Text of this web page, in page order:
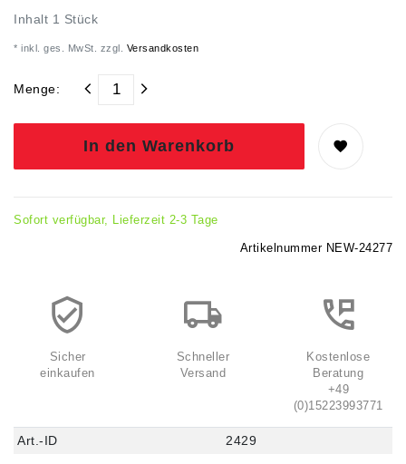
Inhalt 1 Stück
* inkl. ges. MwSt. zzgl. Versandkosten
Menge:
In den Warenkorb
Sofort verfügbar, Lieferzeit 2-3 Tage
Artikelnummer NEW-24277
Sicher
einkaufen
Schneller
Versand
Kostenlose
Beratung
+49
(0)15223993771
Art.-ID 2429